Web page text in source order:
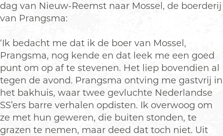
dag van Nieuw-Reemst naar Mossel, de boerderij
van Prangsma:
‘Ik bedacht me dat ik de boer van Mossel,
Prangsma, nog kende en dat leek me een goed
punt om op af te stevenen. Het liep bovendien al
tegen de avond. Prangsma ontving me gastvrij in
het bakhuis, waar twee gevluchte Nederlandse
SS’ers barre verhalen opdisten. Ik overwoog om
ze met hun geweren, die buiten stonden, te
grazen te nemen, maar deed dat toch niet. Uit